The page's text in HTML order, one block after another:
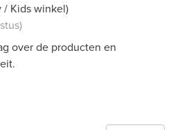
/ Kids winkel)
over de producten en